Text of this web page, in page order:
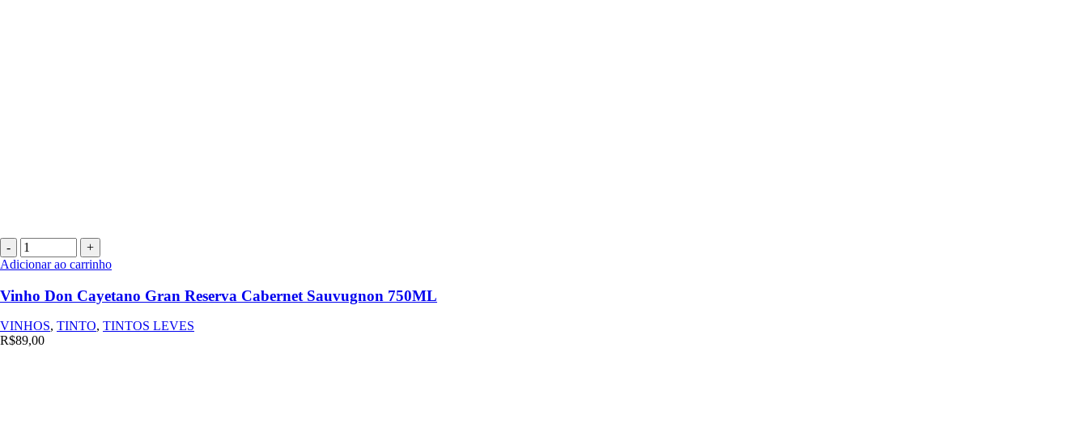
Vinho
Don
Cayetano
Gran
Reserva
Sauvugnon
750ML
Adicionar ao carrinho
Vinho Don Cayetano Gran Reserva Cabernet Sauvugnon 750ML
VINHOS, TINTO, TINTOS LEVES
R$89,00